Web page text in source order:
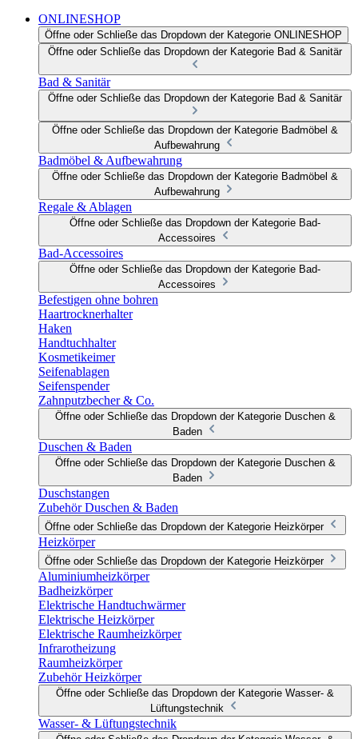
ONLINESHOP
Öffne oder Schließe das Dropdown der Kategorie ONLINESHOP
Öffne oder Schließe das Dropdown der Kategorie Bad & Sanitär
Bad & Sanitär
Öffne oder Schließe das Dropdown der Kategorie Bad & Sanitär
Öffne oder Schließe das Dropdown der Kategorie Badmöbel &
Aufbewahrung
Badmöbel & Aufbewahrung
Öffne oder Schließe das Dropdown der Kategorie Badmöbel &
Aufbewahrung
Regale & Ablagen
Öffne oder Schließe das Dropdown der Kategorie Bad-
Accessoires
Bad-Accessoires
Öffne oder Schließe das Dropdown der Kategorie Bad-
Accessoires
Befestigen ohne bohren
Haartrocknerhalter
Haken
Handtuchhalter
Kosmetikeimer
Seifenablagen
Seifenspender
Zahnputzbecher & Co.
Öffne oder Schließe das Dropdown der Kategorie Duschen &
Baden
Duschen & Baden
Öffne oder Schließe das Dropdown der Kategorie Duschen &
Baden
Duschstangen
Zubehör Duschen & Baden
Öffne oder Schließe das Dropdown der Kategorie Heizkörper
Heizkörper
Öffne oder Schließe das Dropdown der Kategorie Heizkörper
Aluminiumheizkörper
Badheizkörper
Elektrische Handtuchwärmer
Elektrische Heizkörper
Elektrische Raumheizkörper
Infrarotheizung
Raumheizkörper
Zubehör Heizkörper
Öffne oder Schließe das Dropdown der Kategorie Wasser- &
Lüftungstechnik
Wasser- & Lüftungstechnik